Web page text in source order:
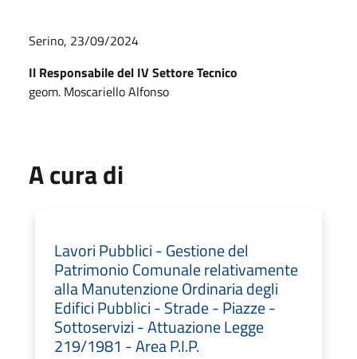
Serino, 23/09/2024
Il Responsabile del IV Settore Tecnico
geom. Moscariello Alfonso
A cura di
Lavori Pubblici - Gestione del
Patrimonio Comunale relativamente
alla Manutenzione Ordinaria degli
Edifici Pubblici - Strade - Piazze -
Sottoservizi - Attuazione Legge
219/1981 - Area P.I.P.